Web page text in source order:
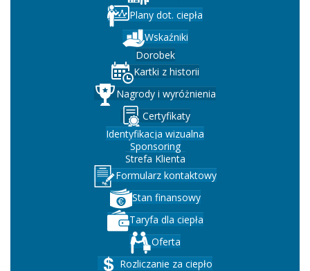
Plany dot. ciepła
Wskaźniki
Dorobek
Kartki z historii
Nagrody i wyróżnienia
Certyfikaty
Identyfikacja wizualna
Sponsoring
Strefa Klienta
Formularz kontaktowy
Stan finansowy
Taryfa dla ciepła
Oferta
Rozliczanie za ciepło